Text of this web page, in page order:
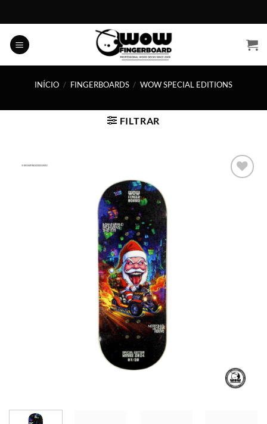
to
content
INÍCIO / FINGERBOARDS / WOW SPECIAL EDITIONS
FILTRAR